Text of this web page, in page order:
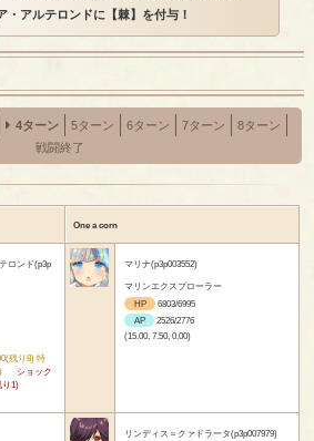
・アルテロンドに【棘】を付与！
4ターン 5ターン 6ターン 7ターン
8ターン
戦闘終了
One a corn
ロンド(p3p
残り8) 特
ショック
り1)
マリナ(p3p003552)
マリンエクスプローラー
HP
6803/6995
AP
2526/2776
(15.00, 7.50, 0.00)
リンディス＝クァドラータ(p3p007979)